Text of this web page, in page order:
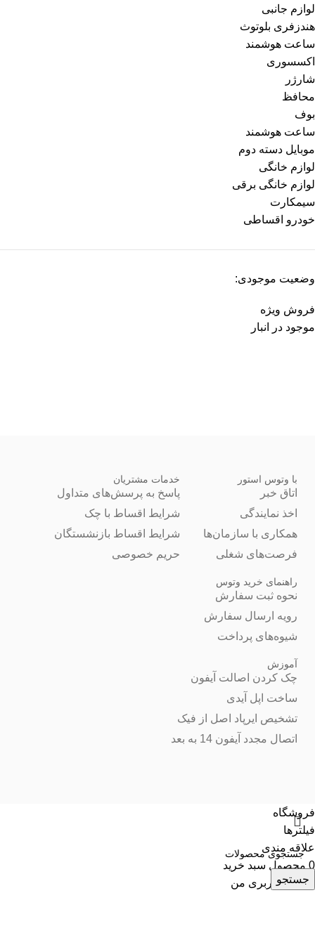
لوازم جانبی
هندزفری بلوتوث
ساعت هوشمند
اکسسوری
شارژر
محافظ
بوف
ساعت هوشمند
موبایل دسته دوم
لوازم خانگی
لوازم خانگی برقی
سیمکارت
خودرو اقساطی
وضعیت موجودی:
فروش ویژه
موجود در انبار
با وتوس استور
اتاق خبر
اخذ نمایندگی
همکاری با سازمان‌ها
فرصت‌های شغلی
خدمات مشتریان
پاسخ به پرسش‌های متداول
شرایط اقساط با چک
شرایط اقساط بازنشستگان
حریم خصوصی
راهنمای خرید وتوس
نحوه ثبت سفارش
رویه ارسال سفارش
شیوه‌های پرداخت
آموزش
چک کردن اصالت آیفون
ساخت اپل آیدی
تشخیص ایرپاد اصل از فیک
اتصال مجدد آیفون 14 به بعد
جستجو
فروشگاه
فیلترها
علاقه مندی
0 محصول سبد خرید
حساب کاربری من